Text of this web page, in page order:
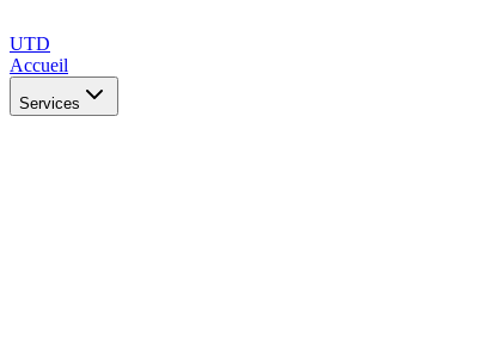
UTD
Accueil
Services